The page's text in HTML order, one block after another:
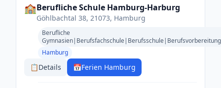
🏫Berufliche Schule Hamburg-Harburg
Göhlbachtal 38, 21073, Hamburg
Berufliche
Hamburg
📋Details 📅Ferien Hamburg